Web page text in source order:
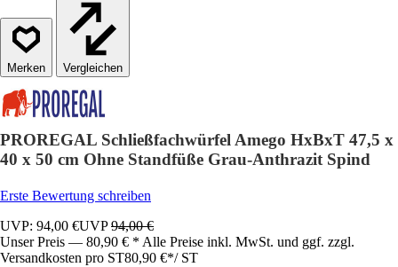
Vergleichen
PROREGAL Schließfachwürfel Amego HxBxT 47,5 x
40 x 50 cm Ohne Standfüße Grau-Anthrazit Spind
Erste Bewertung schreiben
UVP: 94,00 €UVP94,00 €
Unser Preis — 80,90 € * Alle Preise inkl. MwSt. und ggf. zzgl.
Versandkosten pro ST80,90 €*/ ST